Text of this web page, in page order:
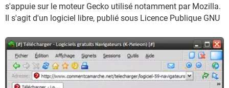
s'appuie sur le moteur Gecko utilisé notamment par Mozilla.
Il s'agit d'un logiciel libre, publié sous Licence Publique GNU